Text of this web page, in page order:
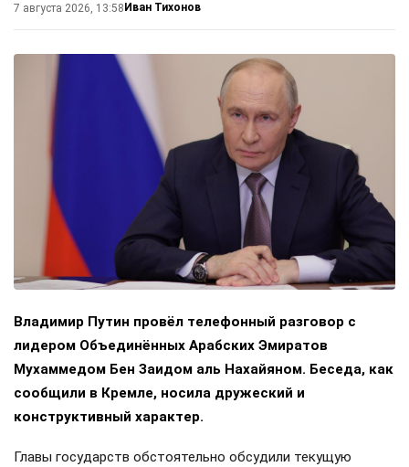
7 августа 2026, 13:58 Иван Тихонов
Владимир Путин провёл телефонный разговор с
лидером Объединённых Арабских Эмиратов
Мухаммедом Бен Заидом аль Нахайяном. Беседа, как
сообщили в Кремле, носила дружеский и
конструктивный характер.
Главы государств обстоятельно обсудили текущую